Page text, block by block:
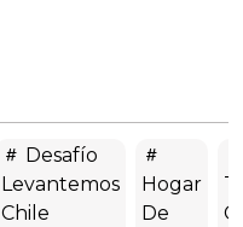
Desafío
Levantemos
Chile
Hogar
De